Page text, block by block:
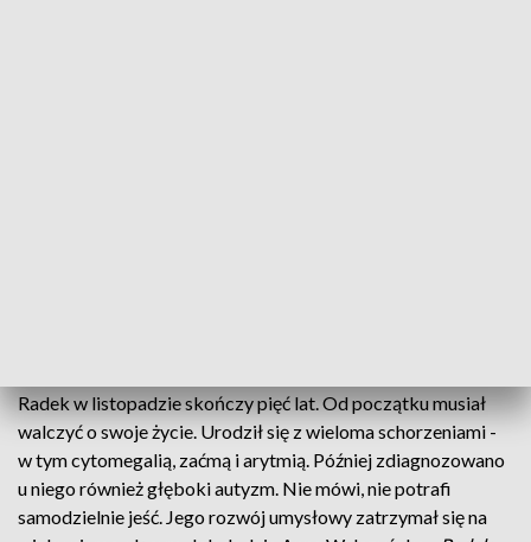
Radek w listopadzie skończy pięć lat. Od początku musiał
walczyć o swoje życie. Urodził się z wieloma schorzeniami -
w tym cytomegalią, zaćmą i arytmią. Później zdiagnozowano
u niego również głęboki autyzm. Nie mówi, nie potrafi
samodzielnie jeść. Jego rozwój umysłowy zatrzymał się na